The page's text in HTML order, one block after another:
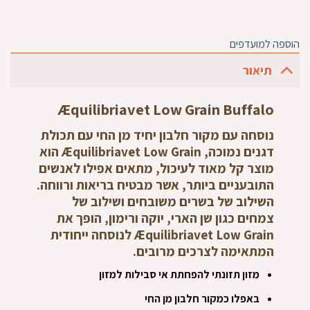
הוספה למועדפים
תיאור
Æquilibriavet Low Grain Buffalo
נוסחה עם מקור חלבון יחיד מן החי עם תכולת
דגנים נמוכה, Æquilibriavet Low Grain הוא
מוצר קל מאוד לעיכול, מתאים אפילו לאנשים
התובעניים ביותר, אשר מבטיח בריאות ורווחה.
השילוב של בשרים משובחים ושילוב של
צמחים כגון שן הארי, יוקה ורימון, הופך את
Æquilibriavet Low Grain לנוסחה ייחודית
המתאימה לצרכים מרובים.
מזון תזונתי להפחתת אי סבילות למזון
באפלו כמקור חלבון מן החי